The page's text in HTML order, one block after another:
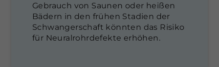
Gebrauch von Saunen oder heißen
Bädern in den frühen Stadien der
Schwangerschaft könnten das Risiko
für Neuralrohrdefekte erhöhen.